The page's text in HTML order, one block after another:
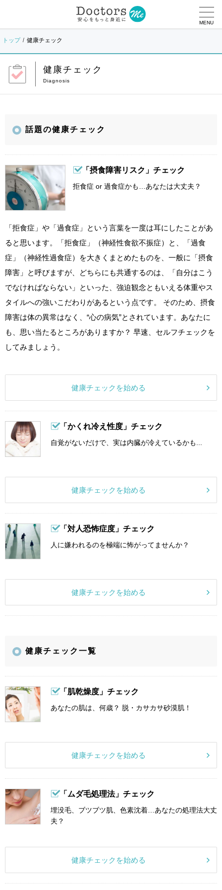
MENU
トップ 健康チェック
健康チェック
話題の健康チェック
「摂食障害リスク」チェック
拒食症 or 過食症かも…あなたは大丈夫？
「拒食症」や「過食症」という言葉を一度は耳にしたことがあ
ると思います。「拒食症」（神経性食欲不振症）と、「過食
症」（神経性過食症）を大きくまとめたものを、一般に「摂食
障害」と呼びますが、どちらにも共通するのは、「自分はこう
でなければならない」といった、強迫観念ともいえる体重やス
タイルへの強いこだわりがあるという点です。 そのため、摂食
障害は体の異常はなく、“心の病気”とされています。あなたに
も、思い当たるところがありますか？ 早速、セルフチェックを
してみましょう。
健康チェックを始める
「かくれ冷え性度」チェック
自覚がないだけで、実は内臓が冷えているかも...
健康チェックを始める
「対人恐怖症度」チェック
人に嫌われるのを極端に怖がってませんか？
健康チェックを始める
健康チェック一覧
「肌乾燥度」チェック
あなたの肌は、何歳？ 脱・カサカサ砂漠肌！
健康チェックを始める
「ムダ毛処理法」チェック
埋没毛、ブツブツ肌、色素沈着…あなたの処理法大丈
夫？
健康チェックを始める